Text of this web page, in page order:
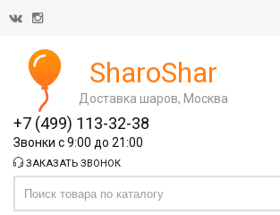
SharoShar
Доставка шаров, Москва
+7 (499) 113-32-38
Звонки с 9:00 до 21:00
ЗАКАЗАТЬ ЗВОНОК